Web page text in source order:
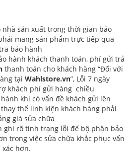
nhà sản xuất trong thời gian bảo
mang sản phẩm trực tiếp qua
bảo hành
hành khách thanh toán, phí gửi trả
thanh toán cho khách hàng “Đối với
tại Wahlstore.vn”, Lỗi 7 ngày
khách phí gửi hàng chiều
khi có vấn đề khách gửi lên
thế linh kiện khách hàng phải
giá sửa chữa
ghi rõ tình trạng lỗi để bộ phận bảo
trong việc sửa chữa khắc phục vấn
hơn.